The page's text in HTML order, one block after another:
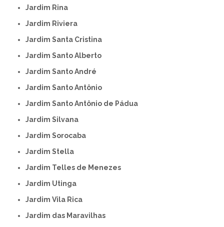
Jardim Rina
Jardim Riviera
Jardim Santa Cristina
Jardim Santo Alberto
Jardim Santo André
Jardim Santo Antônio
Jardim Santo Antônio de Pádua
Jardim Silvana
Jardim Sorocaba
Jardim Stella
Jardim Telles de Menezes
Jardim Utinga
Jardim Vila Rica
Jardim das Maravilhas